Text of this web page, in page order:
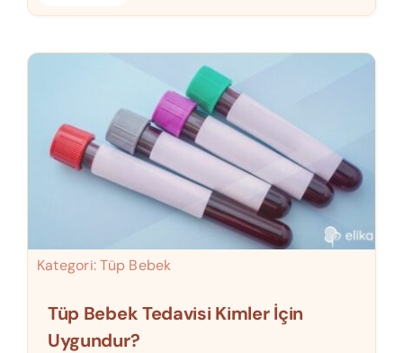
Kategori:Tüp Bebek
Tüp Bebek Tedavisi Kimler İçin
Uygundur?